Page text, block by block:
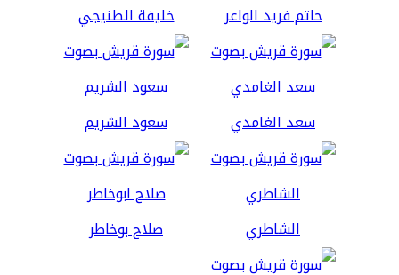
حاتم فريد الواعر خليفة الطنيجي
سعد الغامدي سعود الشريم
الشاطري صلاح بوخاطر